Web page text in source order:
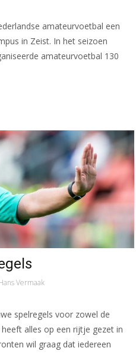
amateurvoetbal een
in Zeist. In het seizoen
amateurvoetbal 130
Vermaak
spelregels voor zowel de
alles op een rijtje gezet in
wil graag dat iedereen